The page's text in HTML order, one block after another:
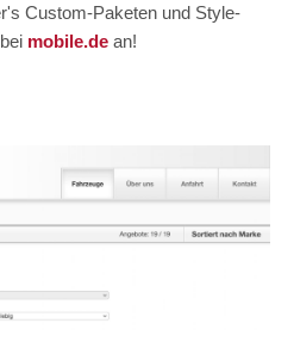
Custom-Paketen und Style-
mobile.dean!